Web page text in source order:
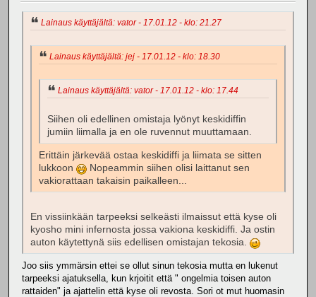
Lainaus käyttäjältä: vator - 17.01.12 - klo: 21.27
Lainaus käyttäjältä: jej - 17.01.12 - klo: 18.30
Lainaus käyttäjältä: vator - 17.01.12 - klo: 17.44
Siihen oli edellinen omistaja lyönyt keskidiffin
jumiin liimalla ja en ole ruvennut muuttamaan.
Erittäin järkevää ostaa keskidiffi ja liimata se sitten
lukkoon
Nopeammin siihen olisi laittanut sen
vakiorattaan takaisin paikalleen...
En vissiinkään tarpeeksi selkeästi ilmaissut että kyse oli
kyosho mini infernosta jossa vakiona keskidiffi. Ja ostin
auton käytettynä siis edellisen omistajan tekosia.
Joo siis ymmärsin ettei se ollut sinun tekosia mutta en lukenut
tarpeeksi ajatuksella, kun krjoitit että " ongelmia toisen auton
rattaiden" ja ajattelin että kyse oli revosta. Sori ot mut huomasin